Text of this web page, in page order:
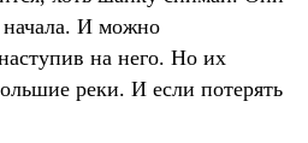
начала. И можно
на него. Но их
реки. И если потерять